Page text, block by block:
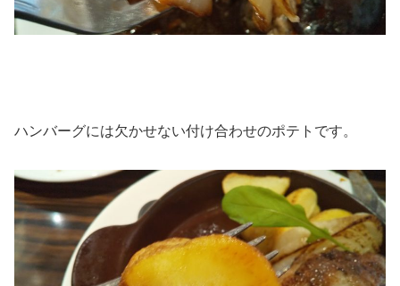
ハンバーグには欠かせない付け合わせのポテトです。